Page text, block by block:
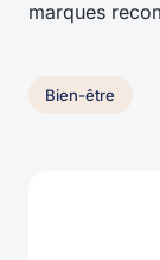
marques
Bien-être